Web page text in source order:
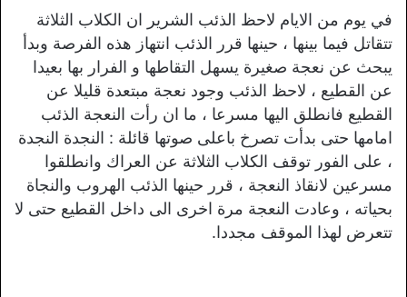
في يوم من الايام لاحظ الذئب الشرير ان الكلاب الثلاثة
تتقاتل فيما بينها ، حينها قرر الذئب انتهاز هذه الفرصة وبدأ
يبحث عن نعجة صغيرة يسهل التقاطها و الفرار بها بعيدا
عن القطيع ، لاحظ الذئب وجود نعجة مبتعدة قليلا عن
القطيع فانطلق اليها مسرعا ، ما ان رأت النعجة الذئب
امامها حتى بدأت تصرخ باعلى صوتها قائلة : النجدة النجدة
، على الفور توقف الكلاب الثلاثة عن العراك وانطلقوا
مسرعين لانقاذ النعجة ، قرر حينها الذئب الهروب والنجاة
بحياته ، وعادت النعجة مرة اخرى الى داخل القطيع حتى لا
تتعرض لهذا الموقف مجددا.